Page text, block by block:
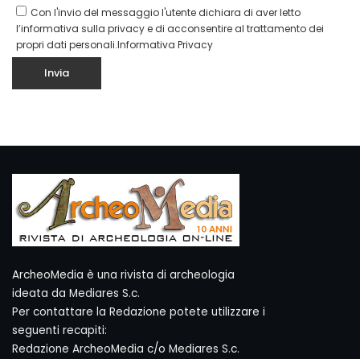
Con l'invio del messaggio l'utente dichiara di aver letto
l’informativa sulla privacy e di acconsentire al trattamento dei
propri dati personali.Informativa Privacy
ArcheoMedia è una rivista di archeologia
ideata da Mediares S.c.
Per contattare la Redazione potete utilizzare i
seguenti recapiti:
Redazione ArcheoMedia c/o Mediares S.c.